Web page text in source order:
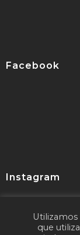
Facebook
Instagram
que